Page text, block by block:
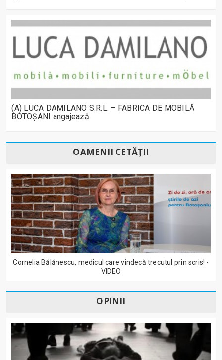
(A) LUCA DAMILANO S.R.L. – FABRICA DE MOBILĂ
BOTOȘANI angajează:
OAMENII CETĂȚII
Cornelia Bălănescu, medicul care vindecă trecutul prin scris! -
VIDEO
OPINII